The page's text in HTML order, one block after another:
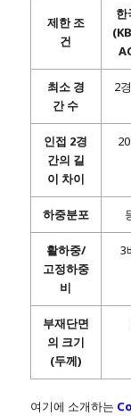
제한 조
건
한
최소 경
간 수
2
인접 2경
간의 길
이 차이
하중분포
활하중/
고정하중
비
3
부재단면
의 크기
(두께)
여기에 소개하는